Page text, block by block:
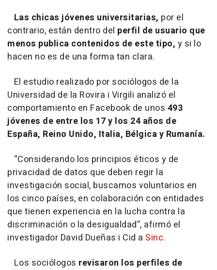
Las chicas jóvenes universitarias, por el
contrario, están dentro del perfil de usuario que
menos publica contenidos de este tipo, y si lo
hacen no es de una forma tan clara.
El estudio realizado por sociólogos de la
Universidad de la Rovira i Virgili analizó el
comportamiento en Facebook de unos 493
jóvenes de entre los 17 y los 24 años de
España, Reino Unido, Italia, Bélgica y Rumanía.
“Considerando los principios éticos y de
privacidad de datos que deben regir la
investigación social, buscamos voluntarios en
los cinco países, en colaboración con entidades
que tienen experiencia en la lucha contra la
discriminación o la desigualdad”, afirmó el
investigador David Dueñas i Cid a Sinc.
Los sociólogos revisaron los perfiles de